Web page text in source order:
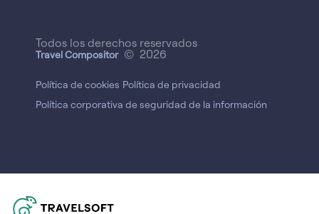
Todos los derechos reservados
Travel Compositor© 2026
Política de cookies Política de privacidad
Política corporativa de seguridad de la información